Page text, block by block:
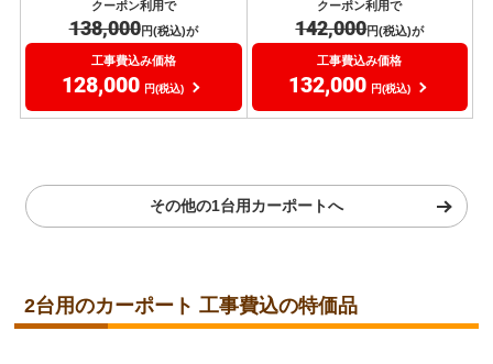
クーポン利用で
138,000円(税込)が
工事費込み価格
128,000 円(税込)
クーポン利用で
142,000円(税込)が
工事費込み価格
132,000 円(税込)
その他の1台用カーポートへ
2台用のカーポート 工事費込の特価品